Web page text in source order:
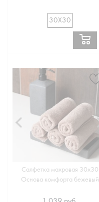
30Х30
Салфетка махровая 30х30
Основа комфорта бежевый